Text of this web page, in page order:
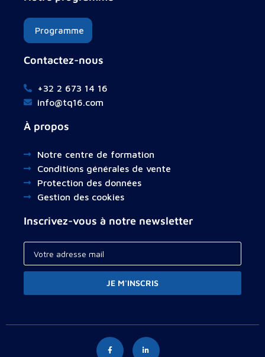
Programme
Contactez-nous
+32 2 673 14 16
info@tq16.com
À propos
Notre centre de formation
Conditions générales de vente
Protection des données
Gestion des cookies
Inscrivez-vous à notre newsletter
JE M'INSCRIS